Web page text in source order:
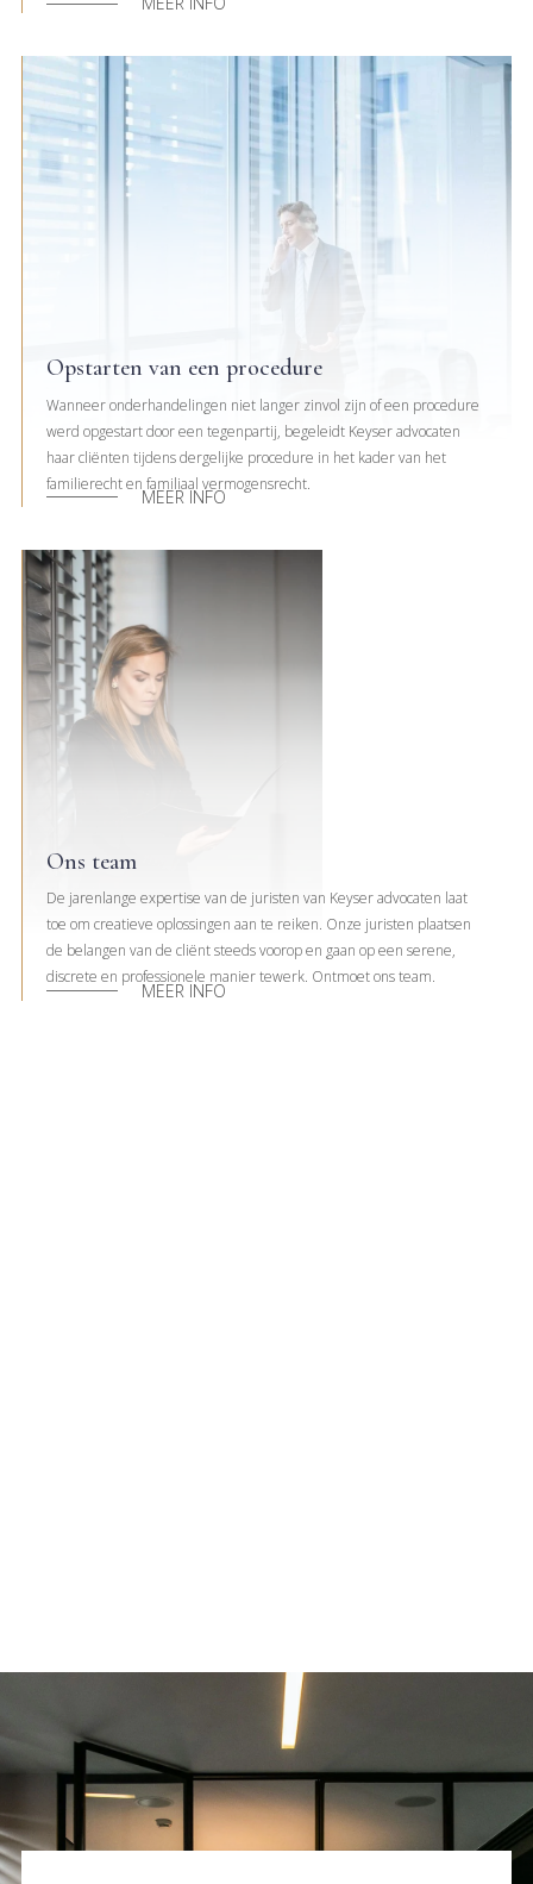
Opstarten van een procedure
Wanneer onderhandelingen niet langer zinvol zijn of een procedure
werd opgestart door een tegenpartij, begeleidt Keyser advocaten
haar cliënten tijdens dergelijke procedure in het kader van het
familierecht en familiaal vermogensrecht.
MEER INFO
Ons team
De jarenlange expertise van de juristen van Keyser advocaten laat
toe om creatieve oplossingen aan te reiken. Onze juristen plaatsen
de belangen van de cliënt steeds voorop en gaan op een serene,
discrete en professionele manier tewerk. Ontmoet ons team.
MEER INFO